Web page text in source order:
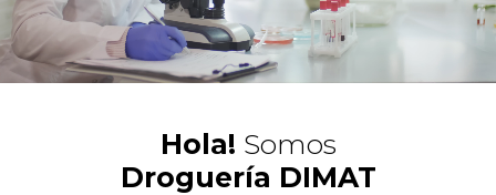
Hola! Somos
Droguería DIMAT